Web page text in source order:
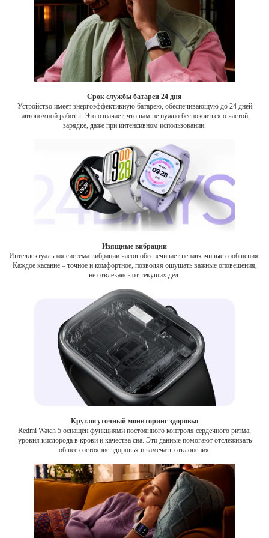
Срок службы батареи 24 дня
Устройство имеет энергоэффективную батарею, обеспечивающую до 24 дней
автономной работы. Это означает, что вам не нужно беспокоиться о частой
зарядке, даже при интенсивном использовании.
Изящные вибрации
Интеллектуальная система вибрации часов обеспечивает ненавязчивые сообщения.
Каждое касание – точное и комфортное, позволяя ощущать важные оповещения,
не отвлекаясь от текущих дел.
Круглосуточный мониторинг здоровья
Redmi Watch 5 оснащен функциями постоянного контроля сердечного ритма,
уровня кислорода в крови и качества сна. Эти данные помогают отслеживать
общее состояние здоровья и замечать отклонения.